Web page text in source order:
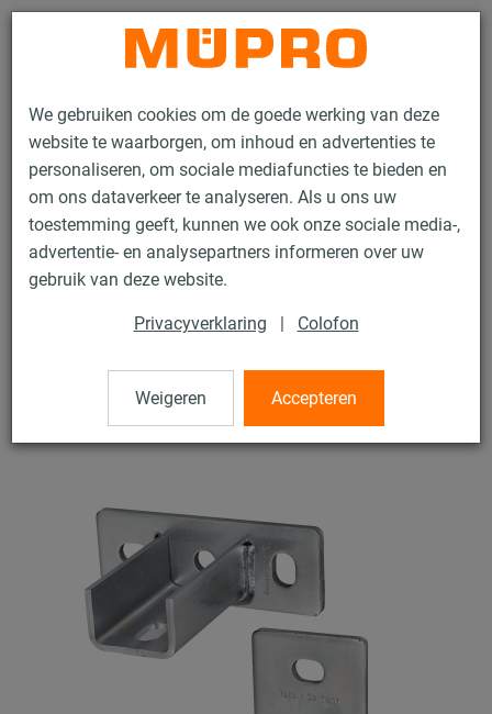
We gebruiken cookies om de goede werking van deze
website te waarborgen, om inhoud en advertenties te
personaliseren, om sociale mediafuncties te bieden en
om ons dataverkeer te analyseren. Als u ons uw
toestemming geeft, kunnen we ook onze sociale media-,
advertentie- en analysepartners informeren over uw
gebruik van deze website.
Privacyverklaring | Colofon
Weigeren Accepteren
Contact
Producten Bevestigingstechniek Installatierails
MPC Zadelflens
Roestvaststaal